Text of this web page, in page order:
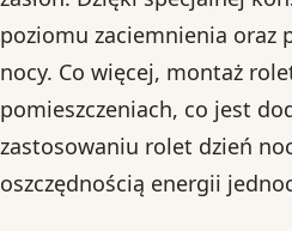
poziomu zaciemnienia oraz
nocy. Co więcej, montaż
pomieszczeniach, co jest
zastosowaniu rolet dzień
oszczędnością energii